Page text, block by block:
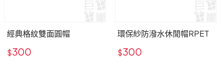
經典格紋雙面圓帽
$300
環保紗防潑水休閒帽RPET
$300